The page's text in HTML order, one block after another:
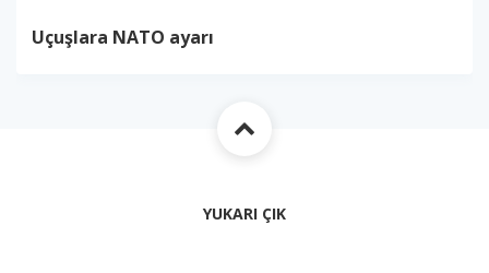
Uçuşlara NATO ayarı
YUKARI ÇIK